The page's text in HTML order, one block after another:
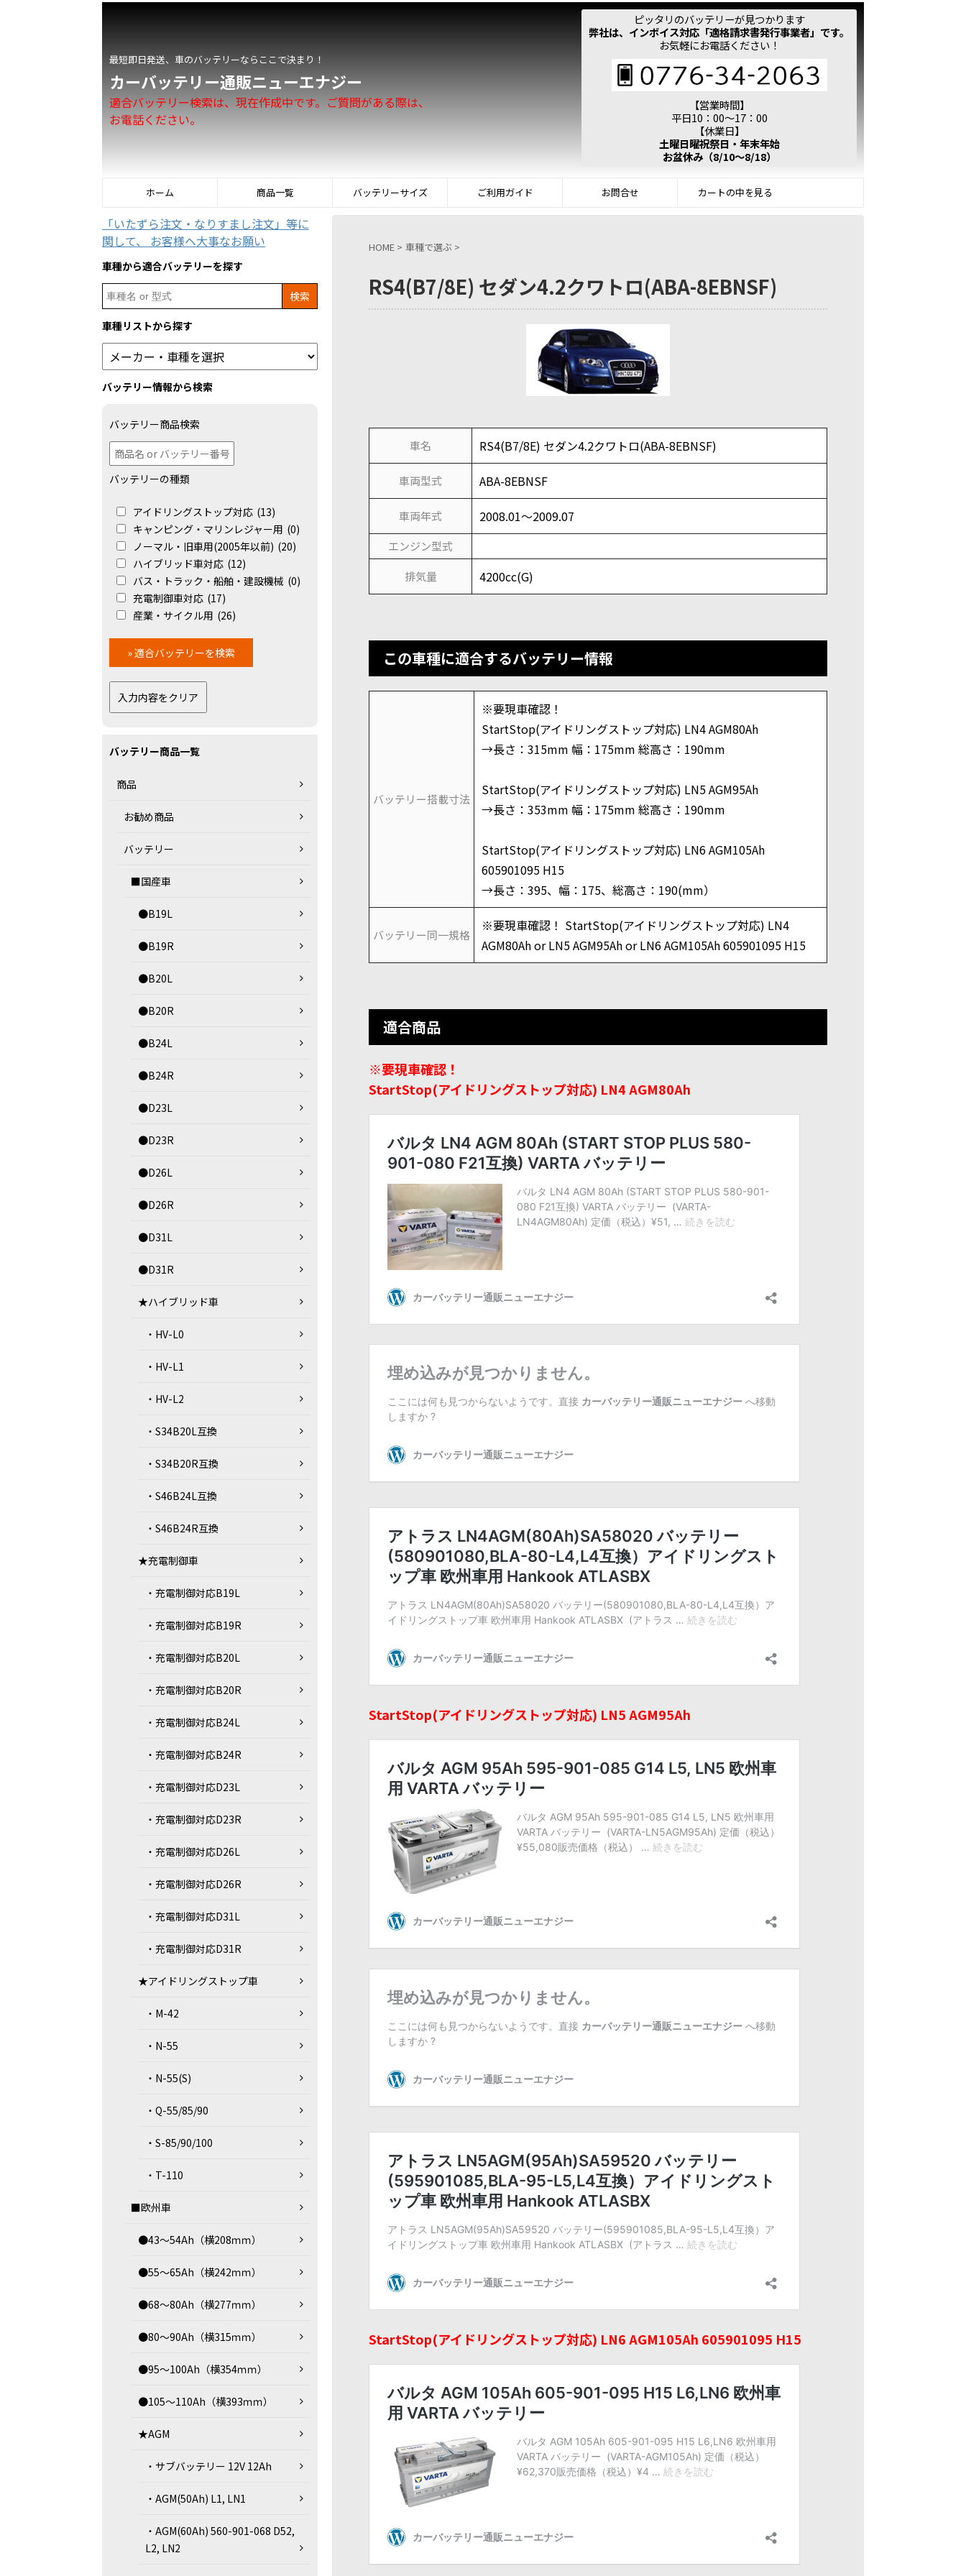
最短即日発送、車のバッテリーならここで決まり！
カーバッテリー通販ニューエナジー
適合バッテリー検索は、現在作成中です。ご質問がある際は、
お電話ください。
ピッタリのバッテリーが見つかります
弊社は、インボイス対応「適格請求書発行事業者」です。
お気軽にお電話ください！
【営業時間】
平日10：00～17：00
【休業日】
土曜日曜祝祭日・年末年始
お盆休み（8/10～8/18）
ホーム 商品一覧 バッテリーサイズ ご利用ガイド お問合せ カートの中を見る
HOME > 車種で選ぶ >
RS4(B7/8E) セダン4.2クワトロ(ABA-8EBNSF)
車名 RS4(B7/8E) セダン4.2クワトロ(ABA-8EBNSF)
車両型式 ABA-8EBNSF
車両年式 2008.01～2009.07
エンジン型式
排気量
4200cc(G)
この車種に適合するバッテリー情報
バッテリー搭載寸法
※要現車確認！
StartStop(アイドリングストップ対応) LN4 AGM80Ah
→長さ：315mm 幅：175mm 総高さ：190mm
StartStop(アイドリングストップ対応) LN5 AGM95Ah
→長さ：353mm 幅：175mm 総高さ：190mm
StartStop(アイドリングストップ対応) LN6 AGM105Ah
605901095 H15
→長さ：395、幅：175、総高さ：190(mm）
バッテリー同一規格
※要現車確認！ StartStop(アイドリングストップ対応) LN4
AGM80Ah or LN5 AGM95Ah or LN6 AGM105Ah 605901095 H15
適合商品
※要現車確認！
StartStop(アイドリングストップ対応) LN4 AGM80Ah
StartStop(アイドリングストップ対応) LN5 AGM95Ah
StartStop(アイドリングストップ対応) LN6 AGM105Ah 605901095 H15
「いたずら注文・なりすまし注文」等に
関して、 お客様へ大事なお願い
車種から適合バッテリーを探す
Search
for:
車種リストから探す
バッテリー情報から検索
バッテリー商品検索
バッテリーの種類
アイドリングストップ対応 (13)
キャンピング・マリンレジャー用 (0)
ノーマル・旧車用(2005年以前) (20)
ハイブリッド車対応 (12)
バス・トラック・船舶・建設機械 (0)
充電制御車対応 (17)
産業・サイクル用 (26)
バッテリー商品一覧
商品
お勧め商品
バッテリー
■国産車
●B19L
●B19R
●B20L
●B20R
●B24L
●B24R
●D23L
●D23R
●D26L
●D26R
●D31L
●D31R
★ハイブリッド車
・HV-L0
・HV-L1
・HV-L2
・S34B20L互換
・S34B20R互換
・S46B24L互換
・S46B24R互換
★充電制御車
・充電制御対応B19L
・充電制御対応B19R
・充電制御対応B20L
・充電制御対応B20R
・充電制御対応B24L
・充電制御対応B24R
・充電制御対応D23L
・充電制御対応D23R
・充電制御対応D26L
・充電制御対応D26R
・充電制御対応D31L
・充電制御対応D31R
★アイドリングストップ車
・M-42
・N-55
・N-55(S)
・Q-55/85/90
・S-85/90/100
・T-110
■欧州車
●43～54Ah（横208ｍｍ）
●55～65Ah（横242ｍｍ）
●68～80Ah（横277ｍｍ）
●80～90Ah（横315ｍｍ）
●95～100Ah（横354ｍｍ）
●105～110Ah（横393ｍｍ）
★AGM
・サブバッテリー 12V 12Ah
・AGM(50Ah) L1, LN1
・AGM(60Ah) 560-901-068 D52,
L2, LN2